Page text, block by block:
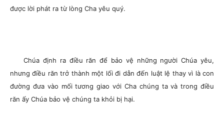
được lời phát ra từ lòng Cha yêu quý.
Chúa định ra điều răn để bảo vệ những người Chúa yêu,
nhưng điều răn trở thành một lối đi dẫn đến luật lệ thay vì là con
đường đưa vào mối tương giao với Cha chúng ta và trong điều
răn ấy Chúa bảo vệ chúng ta khỏi bị hại.